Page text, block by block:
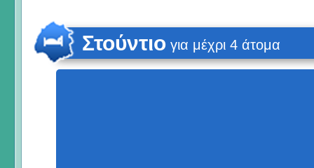
Στούντιο για μέχρι 4 άτομα